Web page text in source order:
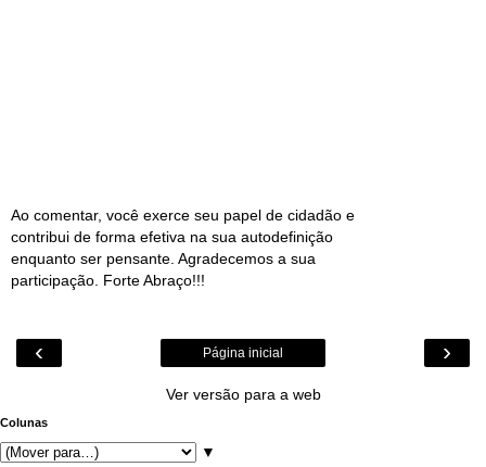
Ao comentar, você exerce seu papel de cidadão e
contribui de forma efetiva na sua autodefinição
enquanto ser pensante. Agradecemos a sua
participação. Forte Abraço!!!
‹ ›
Página inicial
Ver versão para a web
Colunas
▼